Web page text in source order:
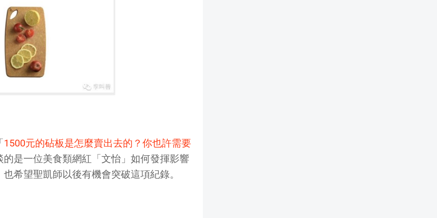
1500元的砧板是怎麼賣出去的？你也許需要
的是一位美食類網紅「文怡」如何發揮影響
希望聖凱師以後有機會突破這項紀錄。